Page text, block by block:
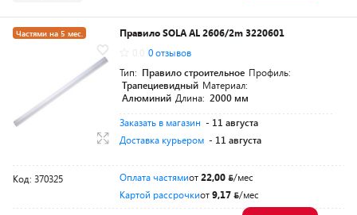
Частями на 5 мес.
Правило SOLA AL 2606/2m 3220601
0 отзывов
Тип: Правило строительное Профиль:
Трапециевидный Материал:
Алюминий Длина: 2000 мм
Заказать в магазин - 11 августа
Доставка курьером - 11 августа
Код: 370325 Оплата частямиот22,00
/мес
Картой рассрочкиот9,17 /мес